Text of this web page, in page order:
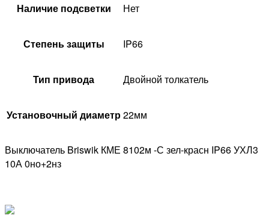
Наличие подсветки Нет
Степень защиты IP66
Тип привода Двойной толкатель
Установочный диаметр22мм
Выключатель Briswik КМЕ 8102м -С зел-красн IP66 УХЛ3
10А 0но+2нз